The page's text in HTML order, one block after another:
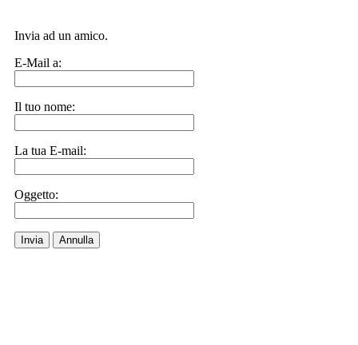
Invia ad un amico.
E-Mail a:
Il tuo nome:
La tua E-mail:
Oggetto:
Invia Annulla